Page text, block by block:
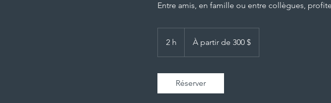
Entre amis, en famille ou entre collègues,
2 h
h
partir
300 dollars
À partir de 300 $
Réserver